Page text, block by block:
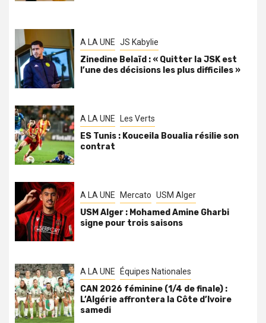
A LA UNE JS Kabylie
Zinedine Belaïd : « Quitter la JSK est
l’une des décisions les plus difficiles »
A LA UNE Les Verts
ES Tunis : Kouceila Boualia résilie son
contrat
A LA UNE Mercato USM Alger
USM Alger : Mohamed Amine Gharbi
signe pour trois saisons
A LA UNE Équipes Nationales
CAN 2026 féminine (1/4 de finale) :
L’Algérie affrontera la Côte d’Ivoire
samedi